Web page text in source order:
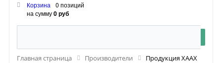
Корзина
0 позиций
на сумму0 руб
Главная страница Производители Продукция XAAX